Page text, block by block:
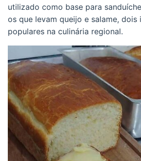
utilizado como base para
os que levam queijo e salame, dois
populares na culinária regional.